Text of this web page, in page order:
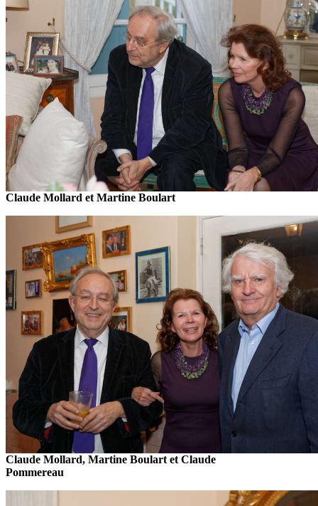
Claude Mollard et Martine Boulart
Claude Mollard, Martine Boulart et Claude
Pommereau